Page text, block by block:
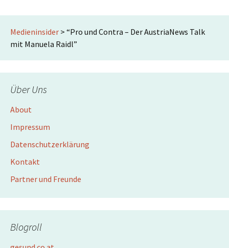
Medieninsider > “Pro und Contra – Der AustriaNews Talk
mit Manuela Raidl”
Über Uns
About
Impressum
Datenschutzerklärung
Kontakt
Partner und Freunde
Blogroll